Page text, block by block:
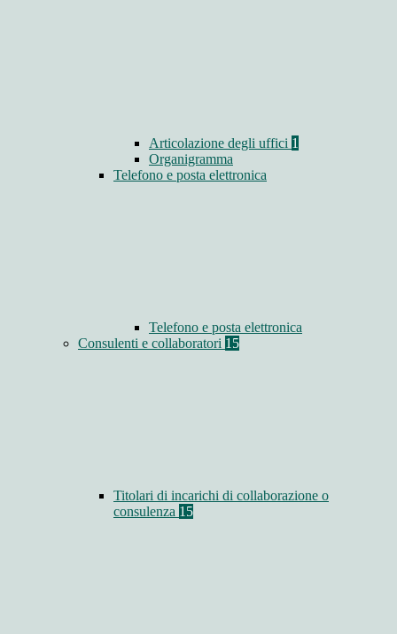
Articolazione degli uffici 1
Organigramma
Telefono e posta elettronica
Telefono e posta elettronica
Consulenti e collaboratori 15
Titolari di incarichi di collaborazione o
consulenza 15